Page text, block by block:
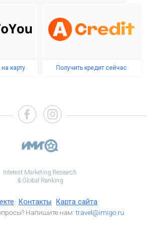
карту Получить кредит сейчас
Interest Marketing Research
& Global Ranking
Контакты Карта сайта
Напишите нам:travel@imigo.ru